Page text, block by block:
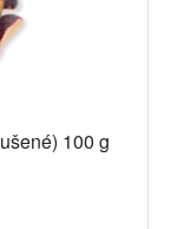
100 g